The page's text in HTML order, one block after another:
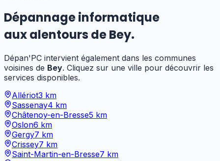
Dépannage informatique
aux alentours deBey.
Dépan'PC intervient également dans les communes
voisines de Bey. Cliquez sur une ville pour découvrir les
services disponibles.
Allériot3 km
Sassenay4 km
Châtenoy-en-Bresse5 km
Oslon6 km
Gergy7 km
Crissey7 km
Saint-Martin-en-Bresse7 km